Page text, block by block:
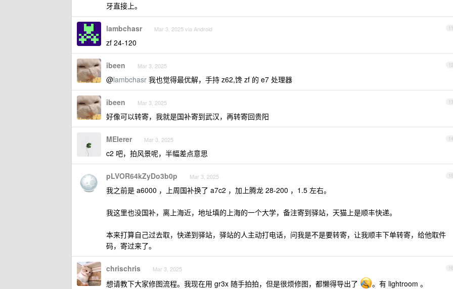
牙直接上。
11
lambchasr Mar 3, 2025 via Android
zf 24-120
12
ibeen Mar 3, 2025
@lambchasr 我也觉得最优解，手持 z62,馋 zf 的 e7 处理器
13
ibeen Mar 3, 2025
好像可以转寄，我就是国补寄到武汉，再转寄回贵阳
14
MEIerer Mar 3, 2025
c2 吧，拍风景呢，半幅差点意思
15
pLVOR64kZyDo3b0p Mar 3, 2025
我之前是 a6000 ，上周国补换了 a7c2 ，加上腾龙 28-200 ，1.5 左右。
我这里也没国补，离上海近，地址填的上海的一个大学，备注寄到驿站，天猫上是顺丰快递。
本来打算自己过去取，快递到驿站，驿站的人主动打电话，问我是不是要转寄，让我顺丰下单转寄，给他取件
码，寄过来了。
16
chrischris Mar 3, 2025
想请教下大家修图流程。我现在用 gr3x 随手拍拍，但是很烦修图，都懒得导出了 。有 lightroom 。